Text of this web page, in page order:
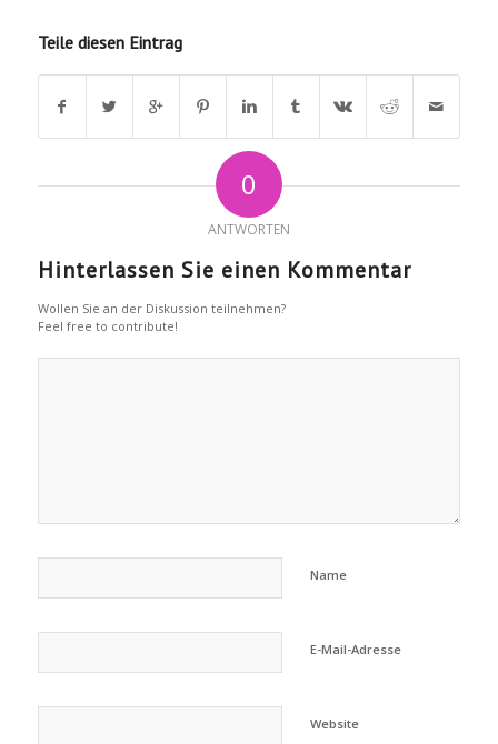
Teile diesen Eintrag
0
ANTWORTEN
Hinterlassen Sie einen Kommentar
Wollen Sie an der Diskussion teilnehmen?
Feel free to contribute!
Name
E-Mail-Adresse
Website